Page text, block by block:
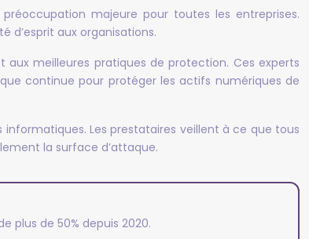
majeure pour toutes les entreprises.
aux organisations.
aux meilleures pratiques de protection. Ces experts
continue pour protéger les actifs numériques de
Les prestataires veillent à ce que tous
la surface d’attaque.
plus de 50% depuis 2020.